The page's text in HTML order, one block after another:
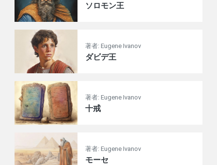
ソロモン王
著者: Eugene Ivanov
ダビデ王
著者: Eugene Ivanov
十戒
著者: Eugene Ivanov
モーセ